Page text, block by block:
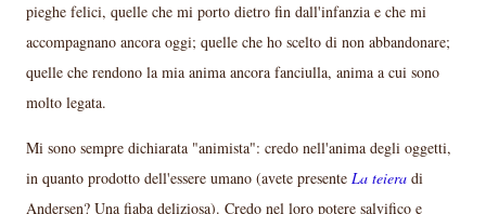
pieghe felici, quelle che mi porto dietro fin dall'infanzia e che mi
accompagnano ancora oggi; quelle che ho scelto di non abbandonare;
quelle che rendono la mia anima ancora fanciulla, anima a cui sono
molto legata.
Mi sono sempre dichiarata "animista": credo nell'anima degli oggetti,
in quanto prodotto dell'essere umano (avete presente La teiera di
Andersen? Una fiaba deliziosa). Credo nel loro potere salvifico e